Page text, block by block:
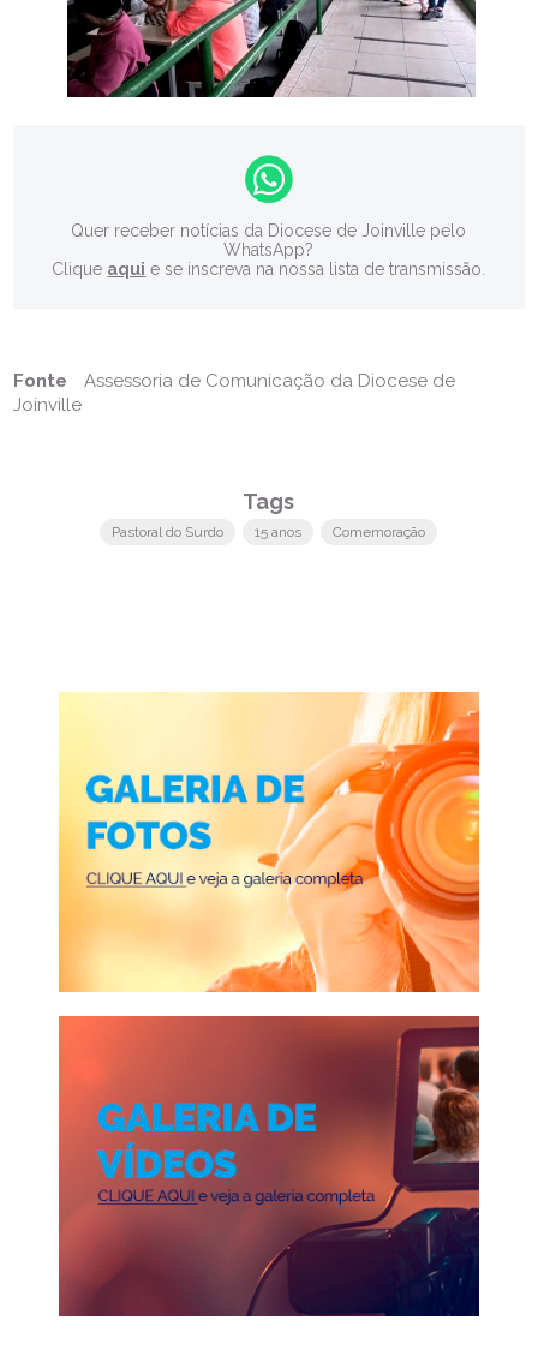
Quer receber notícias da Diocese de Joinville pelo
WhatsApp?
Clique aqui e se inscreva na nossa lista de transmissão.
Fonte
Assessoria de Comunicação da Diocese de
Joinville
Tags
Pastoral do Surdo 15 anos Comemoração